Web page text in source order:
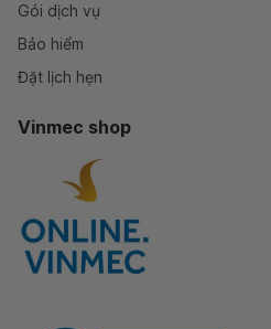
Gói dịch vụ
Bảo hiểm
Đặt lịch hẹn
Vinmec shop